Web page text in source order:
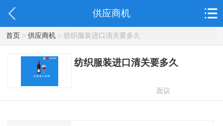
供应商机
首页> 供应商机> 纺织服装进口清关要多久
纺织服装进口清关要多久
面议